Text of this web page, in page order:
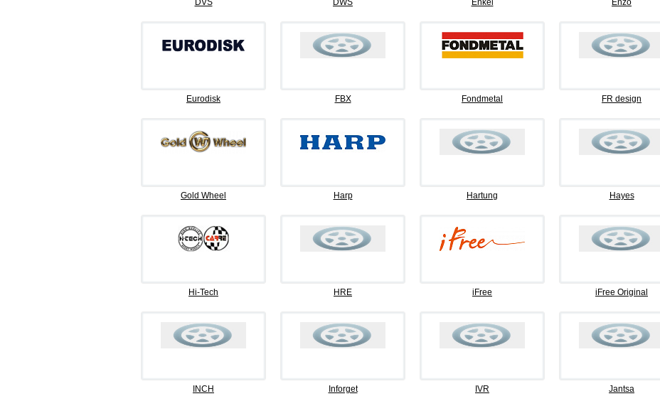
DVS DWS Enkei Enzo
Eurodisk FBX Fondmetal FR design
Gold Wheel Harp Hartung Hayes
Hi-Tech HRE iFree iFree Original
INCH Inforget IVR Jantsa